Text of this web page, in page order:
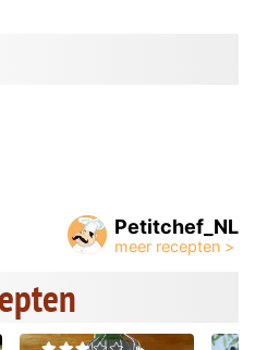
Petitchef_NL